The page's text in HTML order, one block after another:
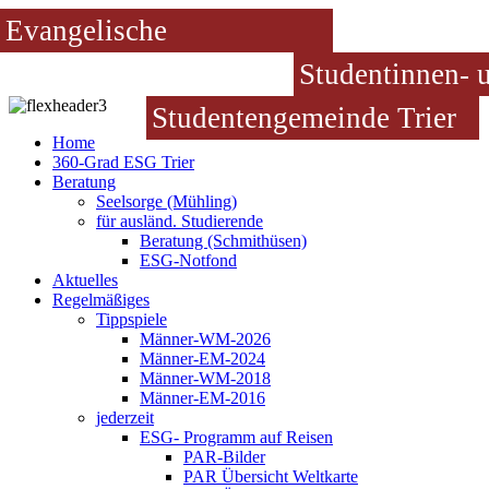
Evangelische
Studentinnen-
Studentengemeinde Trier
Home
360-Grad ESG Trier
Beratung
Seelsorge (Mühling)
für ausländ. Studierende
Beratung (Schmithüsen)
ESG-Notfond
Aktuelles
Regelmäßiges
Tippspiele
Männer-WM-2026
Männer-EM-2024
Männer-WM-2018
Männer-EM-2016
jederzeit
ESG- Programm auf Reisen
PAR-Bilder
PAR Übersicht Weltkarte